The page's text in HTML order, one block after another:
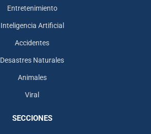
Entretenimiento
Inteligencia Artificial
Accidentes
Desastres Naturales
Animales
Viral
SECCIONES